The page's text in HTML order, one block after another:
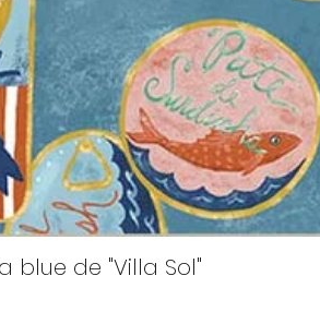
blue de "Villa Sol"